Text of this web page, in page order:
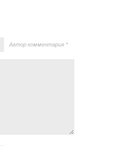
Автор комментария *